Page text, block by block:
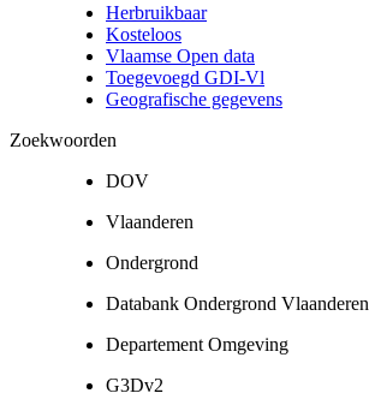
Herbruikbaar
Kosteloos
Vlaamse Open data
Toegevoegd GDI-Vl
Geografische gegevens
Zoekwoorden
DOV
Vlaanderen
Ondergrond
Databank Ondergrond Vlaanderen
Departement Omgeving
G3Dv2